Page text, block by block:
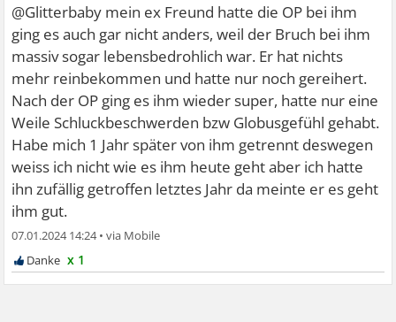
@Glitterbaby mein ex Freund hatte die OP bei ihm
ging es auch gar nicht anders, weil der Bruch bei ihm
massiv sogar lebensbedrohlich war. Er hat nichts
mehr reinbekommen und hatte nur noch gereihert.
Nach der OP ging es ihm wieder super, hatte nur eine
Weile Schluckbeschwerden bzw Globusgefühl gehabt.
Habe mich 1 Jahr später von ihm getrennt deswegen
weiss ich nicht wie es ihm heute geht aber ich hatte
ihn zufällig getroffen letztes Jahr da meinte er es geht
ihm gut.
07.01.2024 14:24•
x 1